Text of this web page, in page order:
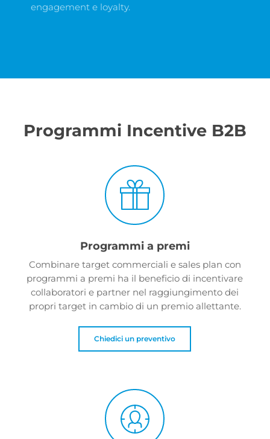
engagement e loyalty.
Programmi Incentive B2B
Programmi a premi
Combinare target commerciali e sales plan con
programmi a premi ha il beneficio di incentivare
collaboratori e partner nel raggiungimento dei
propri target in cambio di un premio allettante.
Chiedici un preventivo